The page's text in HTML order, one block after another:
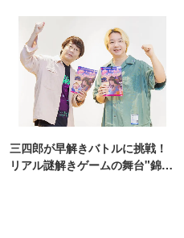
三四郎が早解きバトルに挑戦！
リアル謎解きゲームの舞台"錦糸